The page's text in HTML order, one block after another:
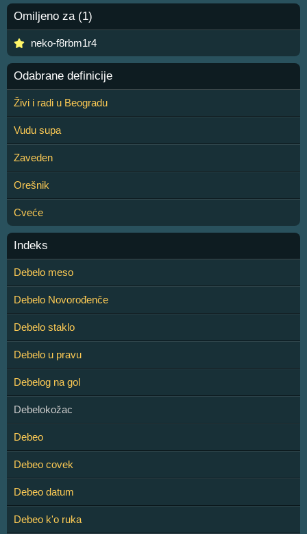
Omiljeno za (1)
neko-f8rbm1r4
Odabrane definicije
Živi i radi u Beogradu
Vudu supa
Zaveden
Orešnik
Cveće
Indeks
Debelo meso
Debelo Novorođenče
Debelo staklo
Debelo u pravu
Debelog na gol
Debelokožac
Debeo
Debeo covek
Debeo datum
Debeo k'o ruka